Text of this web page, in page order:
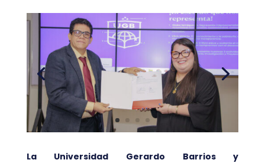
La Universidad Gerardo Barrios y